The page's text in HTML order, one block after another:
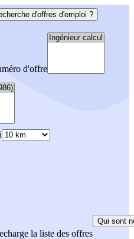
d'offres d'emploi ?
d'offre
la liste des offres
Qui sont